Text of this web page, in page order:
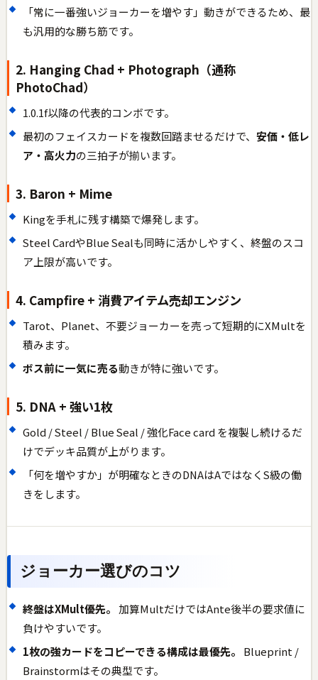
「常に一番強いジョーカーを増やす」動きができるため、最
も汎用的な勝ち筋です。
2. Hanging Chad + Photograph（通称
PhotoChad）
1.0.1f以降の代表的コンボです。
最初のフェイスカードを複数回踏ませるだけで、 安価・低レ
ア・高火力の三拍子が揃います。
3. Baron + Mime
Kingを手札に残す構築で爆発します。
Steel CardやBlue Sealも同時に活かしやすく、終盤のスコ
ア上限が高いです。
4. Campfire + 消費アイテム売却エンジン
Tarot、Planet、不要ジョーカーを売って短期的にXMultを
積みます。
ボス前に一気に売る動きが特に強いです。
5. DNA + 強い1枚
Gold / Steel / Blue Seal / 強化Face card を複製し続けるだ
けでデッキ品質が上がります。
「何を増やすか」が明確なときのDNAはAではなくS級の働
きをします。
ジョーカー選びのコツ
終盤はXMult優先。 加算MultだけではAnte後半の要求値に
負けやすいです。
1枚の強カードをコピーできる構成は最優先。
Blueprint /
Brainstormはその典型です。